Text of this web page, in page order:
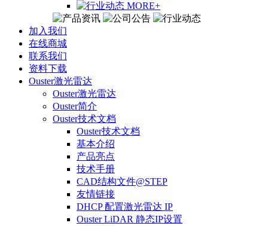
MORE+
加入我们
在线商城
联系我们
资料下载
Ouster激光雷达
Ouster激光雷达
Ouster简介
Ouster技术文档
Ouster技术文档
基本介绍
产品亮点
技术手册
CAD结构文件@STEP
友情链接
DHCP 配置激光雷达 IP
Ouster LiDAR 静态IP设置